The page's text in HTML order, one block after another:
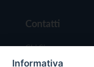
Contatti
Chi Siamo
Redazione
Informativa